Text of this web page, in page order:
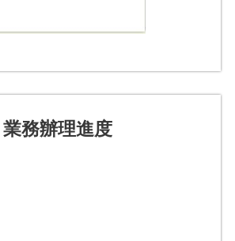
業務辦理進度